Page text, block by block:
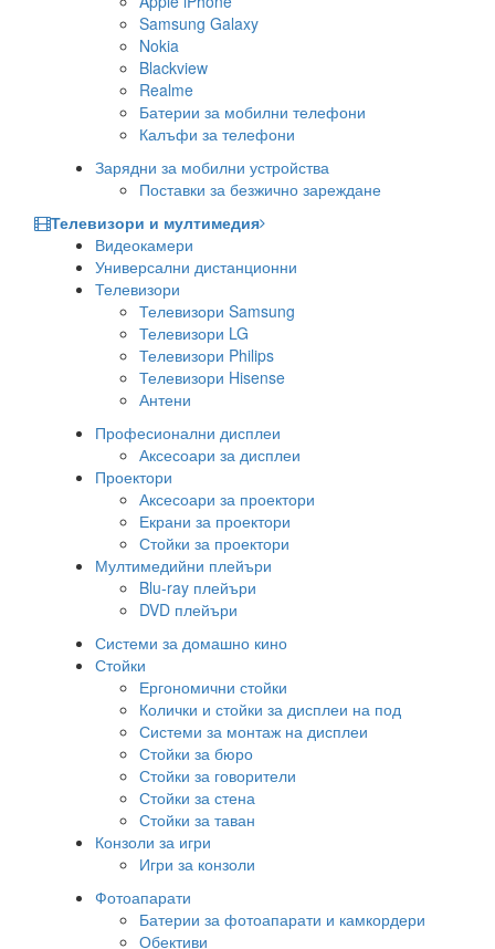
Samsung Galaxy
Nokia
Blackview
Realme
Батерии за мобилни телефони
Калъфи за телефони
Зарядни за мобилни устройства
Поставки за безжично зареждане
Телевизори и мултимедия
Видеокамери
Универсални дистанционни
Телевизори
Телевизори Samsung
Телевизори LG
Телевизори Philips
Телевизори Hisense
Антени
Професионални дисплеи
Аксесоари за дисплеи
Проектори
Аксесоари за проектори
Екрани за проектори
Стойки за проектори
Мултимедийни плейъри
Blu-ray плейъри
DVD плейъри
Системи за домашно кино
Стойки
Ергономични стойки
Колички и стойки за дисплеи на под
Системи за монтаж на дисплеи
Стойки за бюро
Стойки за говорители
Стойки за стена
Стойки за таван
Конзоли за игри
Игри за конзоли
Фотоапарати
Батерии за фотоапарати и камкордери
Обективи